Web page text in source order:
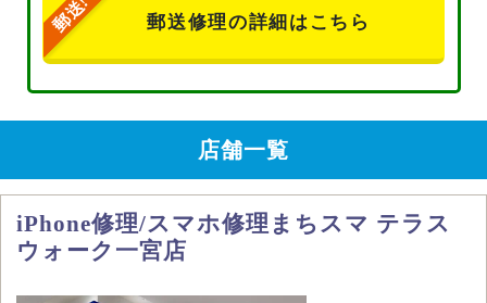
郵送修理の詳細はこちら
店舗一覧
iPhone修理/スマホ修理まちスマ テラス
ウォーク一宮店